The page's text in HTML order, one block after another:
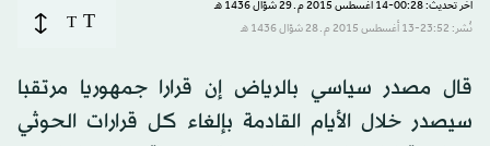
آخر تحديث: 00:28-14 أغسطس 2015 م ـ 29 شوّال 1436 هـ
نُشر: 23:52-13 أغسطس 2015 م ـ 28 شوّال 1436 هـ
T
T
قال مصدر سياسي بالرياض إن قرارا جمهوريا مرتقبا
سيصدر خلال الأيام القادمة بإلغاء كل قرارات الحوثي